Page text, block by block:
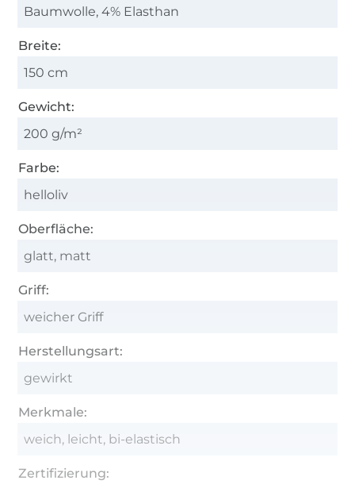
Baumwolle, 4% Elasthan
Breite:
150 cm
Gewicht:
200 g/m²
Farbe:
helloliv
Oberfläche:
glatt, matt
Griff:
weicher Griff
Herstellungsart:
gewirkt
Merkmale:
weich, leicht, bi-elastisch
Zertifizierung: